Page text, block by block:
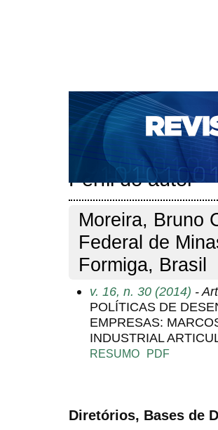
CAPA SOBRE ACESSO
NOTÍCIAS
PORTAL DE
BASES DE DADOS E
Capa Pesquisa >Perfil do autor
Perfil do autor
Moreira, Bruno
Federal de
Formiga, Brasil
v. 16, n. 30 (2014) -
POLÍTICAS DE
EMPRESAS:
INDUSTRIAL
RESUMO PDF
Diretórios, Bases de